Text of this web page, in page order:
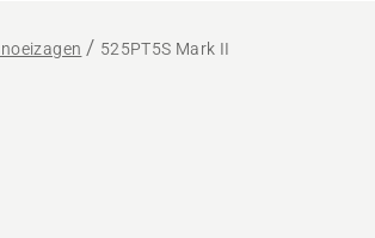
525PT5S Mark II